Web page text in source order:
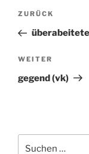
Vorheriger
Beitrag
ZURÜCK
Nächster
Beitrag
WEITER
gegend (vk)